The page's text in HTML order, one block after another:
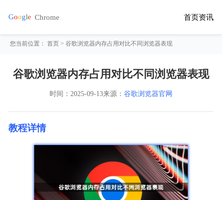
首页资讯
您当前位置：首页 > 谷歌浏览器内存占用对比不同浏览器表现
谷歌浏览器内存占用对比不同浏览器表现
时间： 2025-09-13来源： 谷歌浏览器官网
教程详情